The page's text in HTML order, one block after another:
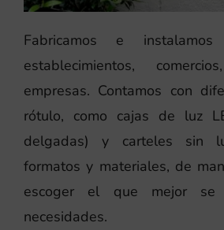
Fabricamos e
establecimientos,
empresas. Contamos con
rótulo, como cajas de luz
delgadas) y carteles sin
formatos y materiales, de
escoger el que mejor
necesidades.